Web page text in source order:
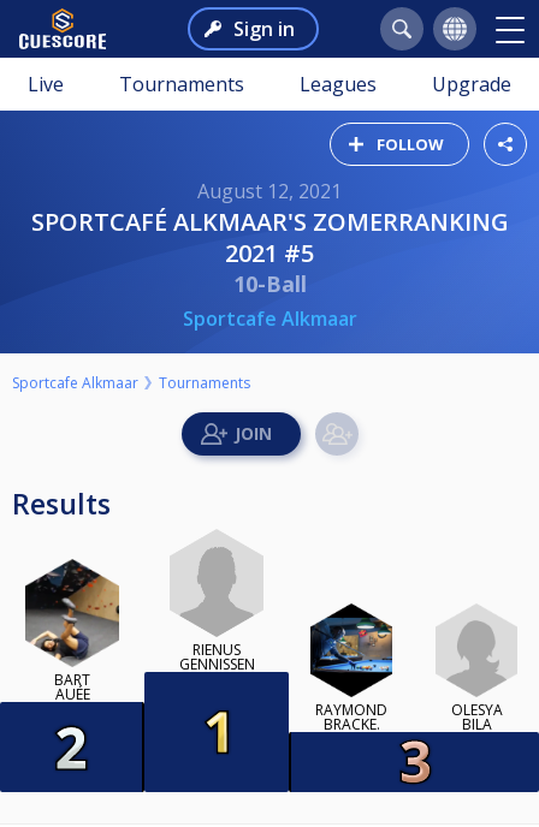
Sign in
Live Tournaments Leagues Upgrade
FOLLOW
August 12, 2021
SPORTCAFÉ ALKMAAR'S ZOMERRANKING
2021 #5
10-Ball
Sportcafe Alkmaar
Sportcafe Alkmaar Tournaments
Results
BART
AUÉE
RIENUS
GENNISSEN
RAYMOND
BRACKE.
OLESYA
BILA